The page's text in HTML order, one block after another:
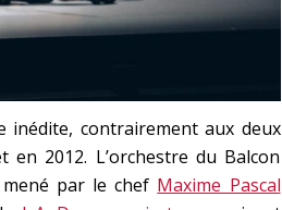
contrairement aux deux
2012. L’orchestre du Balcon
par le chef Maxime Pascal